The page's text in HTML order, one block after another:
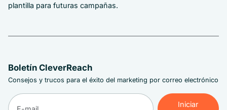
plantilla para futuras campañas.
Boletín CleverReach
Consejos y trucos para el éxito del marketing por correo electrónico
Iniciar